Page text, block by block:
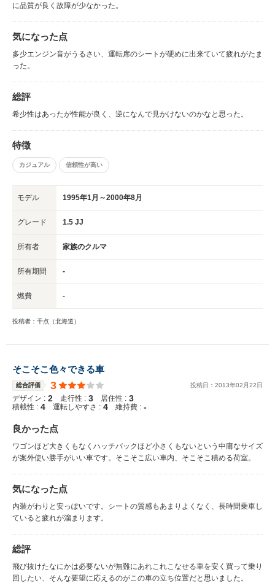
に品質が良く故障が少なかった。
気になった点
多少エンジン音がうるさい、運転席のシートが硬めに出来ていて疲れがたま
った。
総評
希少性はあったが性能が良く、逆になんで見かけないのかなと思った。
特徴
カジュアル 信頼性が高い
モデル 1995年1月～2000年8月
グレード 1.5 JJ
所有者 家族のクルマ
所有期間 -
燃費 -
投稿者：千点（北海道）
そこそこ色々できる車
総合評価 3 投稿日： 2013年02 月22日
デザイン : 2 走行性 : 3 居住性 : 3
積載性 : 4 運転しやすさ : 4 維持費 : -
良かった点
ワゴンほど大きくもなくハッチバックほど小さくもないという中庸なサイズ
が案外使い勝手がいい車です。そこそこ広い車内、そこそこ積める荷室。
気になった点
内装がわりと安っぽいです。シートの質感もあまりよくなく、長時間乗車し
ていると疲れが溜まります。
総評
飛び抜けたなにかは必要ないが無難にあれこれこなせる車を安く買って乗り
回したい、そんな要望に応えるのがこの車の立ち位置だと思いました。